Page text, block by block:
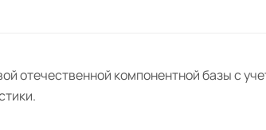
отечественной компонентной базы с